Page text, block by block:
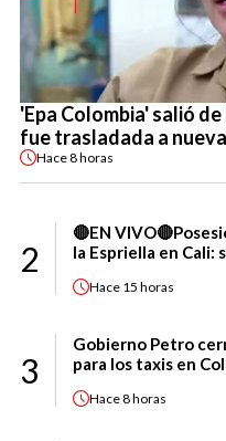
'Epa Colombia' salió
fue trasladada a
Hace8 horas
2
🔴EN
la Espriella en Cali:
Hace 15 horas
3
Gobierno Petro
para los taxis en
Hace8 horas